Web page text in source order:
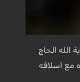
الله الحاج
مع اسلافه